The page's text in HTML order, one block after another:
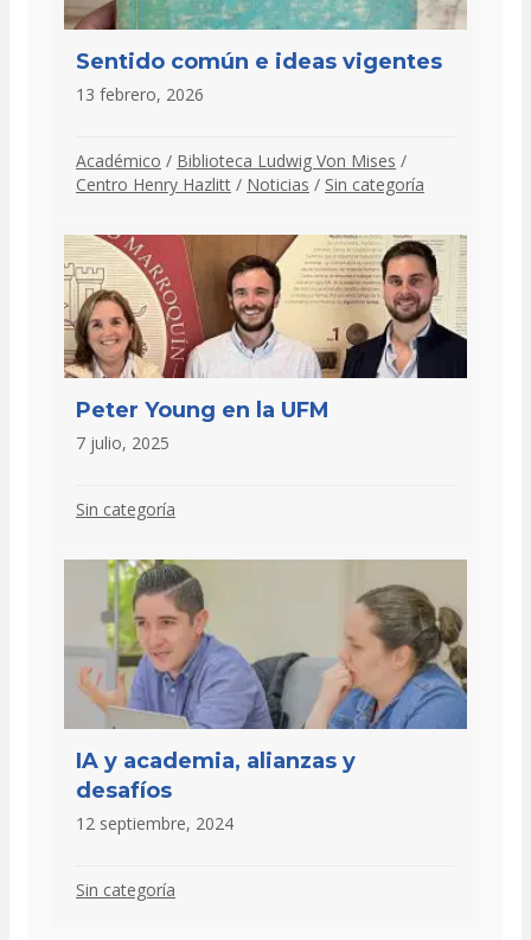
Sentido común e ideas vigentes
13 febrero, 2026
Académico / Biblioteca Ludwig Von Mises /
Centro Henry Hazlitt / Noticias / Sin categoría
Peter Young en la UFM
7 julio, 2025
Sin categoría
IA y academia, alianzas y
desafíos
12 septiembre, 2024
Sin categoría